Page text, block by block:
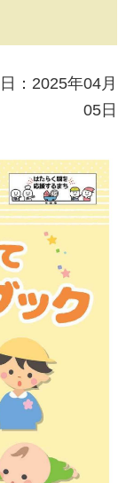
：2025年04月
05日